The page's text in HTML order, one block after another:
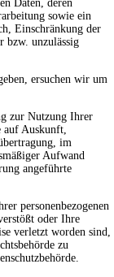
Daten, deren
sowie ein
Einschränkung der
bzw. unzulässig
ersuchen wir um
zur Nutzung Ihrer
auf Auskunft,
im
Aufwand
angeführte
personenbezogenen
oder Ihre
verletzt worden sind,
zu